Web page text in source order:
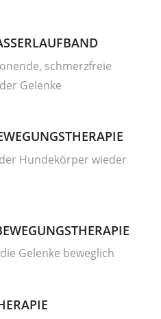
schmerzfreie
Gelenke
Hundekörper wieder
Gelenke beweglich